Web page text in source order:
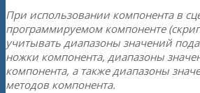
При использовании компонента в
программируемом компоненте
учитывать диапазоны значений
ножки компонента, диапазоны
компонента, а также диапазоны
методов компонента.